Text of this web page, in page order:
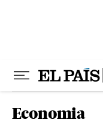
Economia